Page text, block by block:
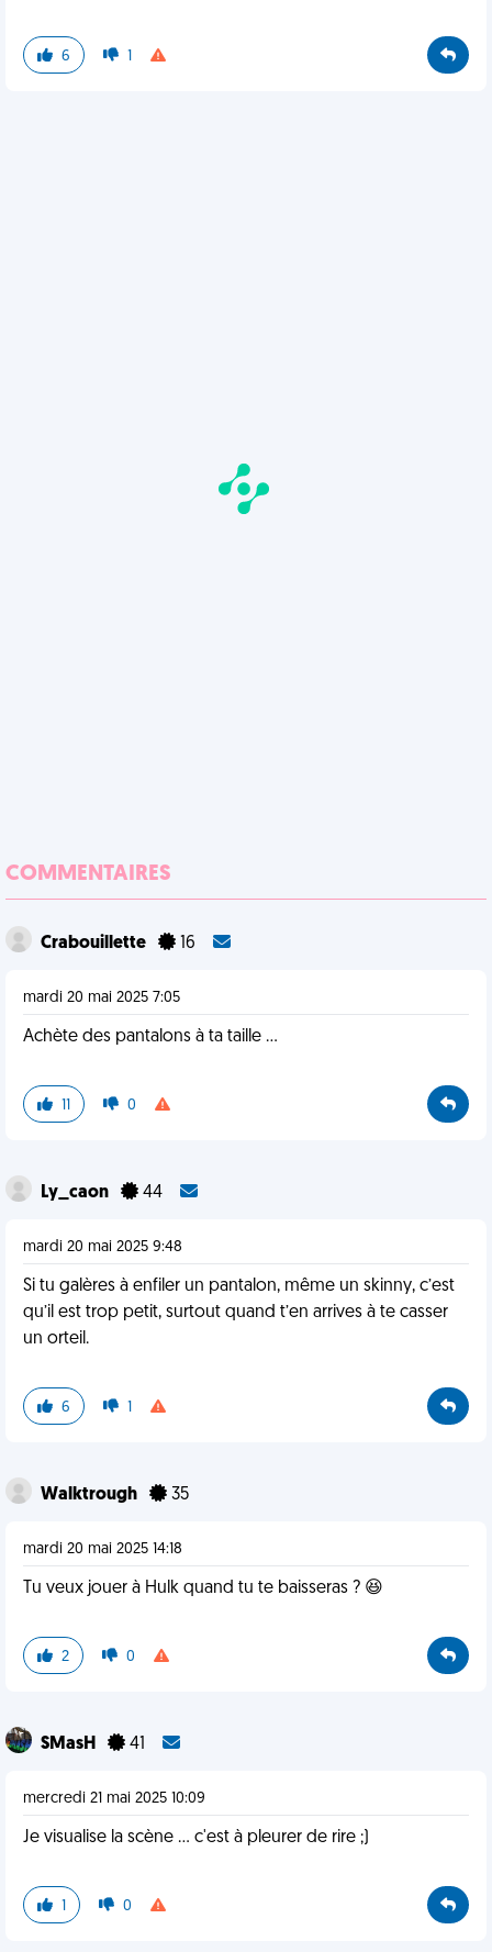
6 1
COMMENTAIRES
Crabouillette 16
mardi 20 mai 2025 7:05
Achète des pantalons à ta taille …
11 0
Ly_caon 44
mardi 20 mai 2025 9:48
Si tu galères à enfiler un pantalon, même un skinny, c’est
qu’il est trop petit, surtout quand t’en arrives à te casser
un orteil.
6 1
Walktrough 35
mardi 20 mai 2025 14:18
Tu veux jouer à Hulk quand tu te baisseras ? 😆
2 0
SMasH 41
mercredi 21 mai 2025 10:09
Je visualise la scène ... c'est à pleurer de rire ;)
1 0